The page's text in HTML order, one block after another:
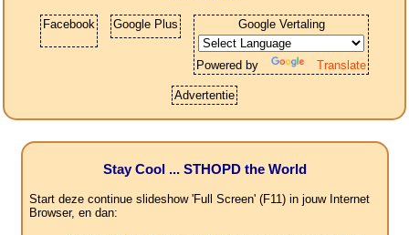
Facebook Google Plus Google Vertaling
Powered by Translate
Advertentie
Stay Cool ... STHOPD the World
Start deze continue slideshow 'Full Screen' (F11) in jouw Internet
Browser, en dan: